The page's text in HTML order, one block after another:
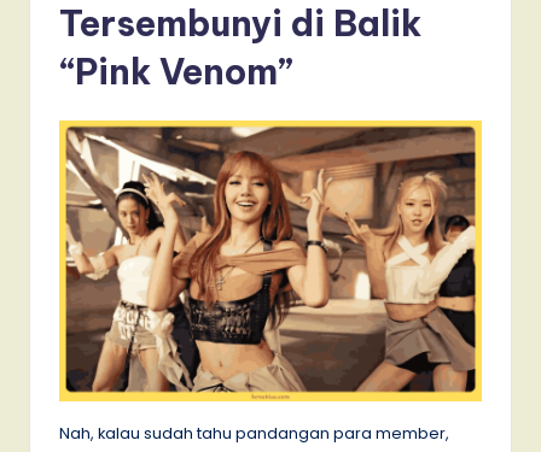
Tersembunyi di Balik
“Pink Venom”
Nah, kalau sudah tahu pandangan para member,